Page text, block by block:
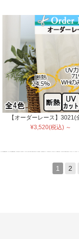
【オーダーレース】3021(
¥3,520(税込) ～
1 2